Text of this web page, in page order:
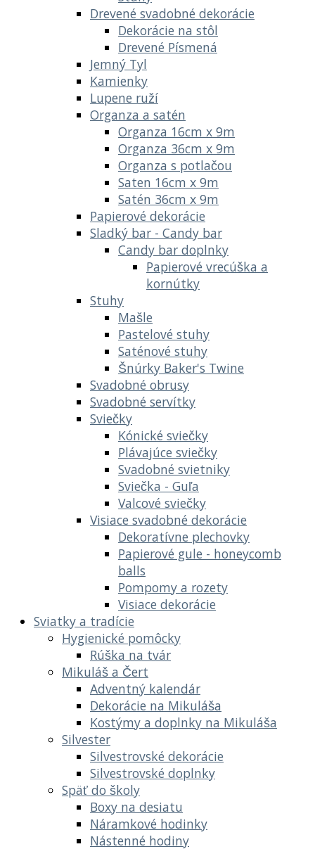
Drevené svadobné dekorácie
Dekorácie na stôl
Drevené Písmená
Jemný Tyl
Kamienky
Lupene ruží
Organza a satén
Organza 16cm x 9m
Organza 36cm x 9m
Organza s potlačou
Saten 16cm x 9m
Satén 36cm x 9m
Papierové dekorácie
Sladký bar - Candy bar
Candy bar doplnky
Papierové vrecúška a
kornútky
Stuhy
Mašle
Pastelové stuhy
Saténové stuhy
Šnúrky Baker's Twine
Svadobné obrusy
Svadobné servítky
Sviečky
Kónické sviečky
Plávajúce sviečky
Svadobné svietniky
Sviečka - Guľa
Valcové sviečky
Visiace svadobné dekorácie
Dekoratívne plechovky
Papierové gule - honeycomb
balls
Pompomy a rozety
Visiace dekorácie
Sviatky a tradície
Hygienické pomôcky
Rúška na tvár
Mikuláš a Čert
Adventný kalendár
Dekorácie na Mikuláša
Kostýmy a doplnky na Mikuláša
Silvester
Silvestrovské dekorácie
Silvestrovské doplnky
Späť do školy
Boxy na desiatu
Náramkové hodinky
Nástenné hodiny